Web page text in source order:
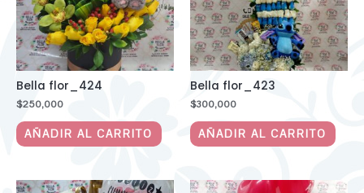
Bella flor_424
$250,000
AÑADIR AL CARRITO
Bella flor_423
$300,000
AÑADIR AL CARRITO